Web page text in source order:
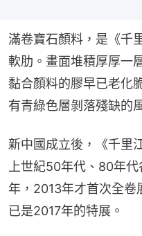
滿卷寶石顏料，是《千
軟肋。畫面堆積厚厚一
黏合顏料的膠早已老化
有青綠色層剝落殘缺的
新中國成立後，《千里
上世紀50年代、80年
年，2013年才首次全卷
已是2017年的特展。